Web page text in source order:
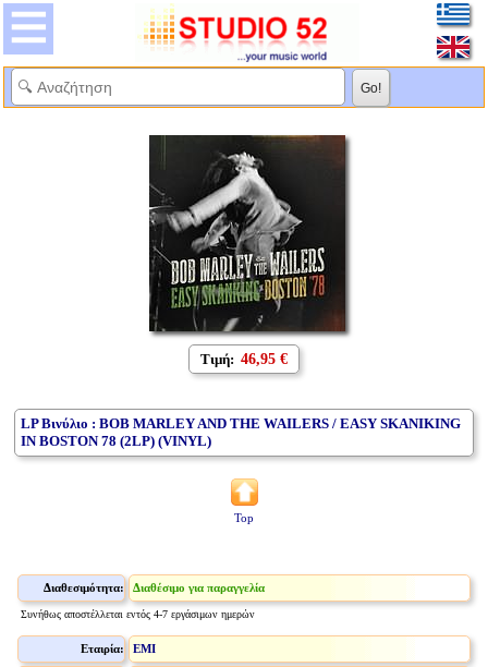
Τιμή: 46,95 €
LP Βινύλιο : BOB MARLEY AND THE WAILERS / EASY SKANIKING
IN BOSTON 78 (2LP) (VINYL)
Top
Διαθεσιμότητα: Διαθέσιμο για παραγγελία
Συνήθως αποστέλλεται εντός 4-7 εργάσιμων ημερών
Εταιρία: EMI